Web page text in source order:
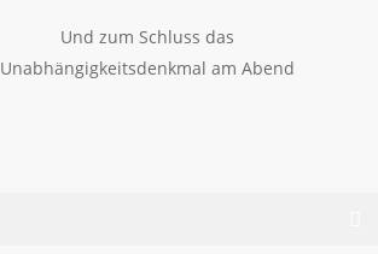
Und zum Schluss das
Unabhängigkeitsdenkmal am Abend